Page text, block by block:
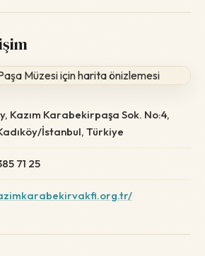
Kazım Karabekirpaşa Sok. No:4,
İstanbul, Türkiye
71 25